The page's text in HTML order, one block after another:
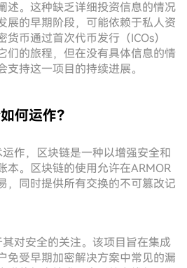
述。这种缺乏详细投资信息的情况
展的早期阶段，可能依赖于私人资
币通过首次代币发行（ICOs）
们的旅程，但在没有具体信息的情
持这一项目的持续进展。
何运作？
作，区块链是一种以增强安全和
本。区块链的使用允许在ARMOR
，同时提供所有交换的不可篡改记
对安全的关注。该项目旨在集成
免受早期加密解决方案中常见的漏